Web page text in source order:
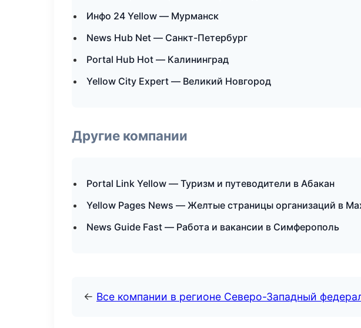
Инфо 24 Yellow — Мурманск
News Hub Net — Санкт-Петербург
Portal Hub Hot — Калининград
Yellow City Expert — Великий Новгород
Другие компании
Portal Link Yellow — Туризм и путеводители в Абакан
Yellow Pages News — Желтые страницы организаций в
News Guide Fast — Работа и вакансии в Симферополь
← Все компании в регионе Северо-Западный